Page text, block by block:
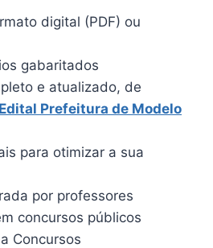
digital (PDF) ou
gabaritados
e atualizado, de
Edital Prefeitura de Modelo
para otimizar a sua
por professores
concursos públicos
Concursos